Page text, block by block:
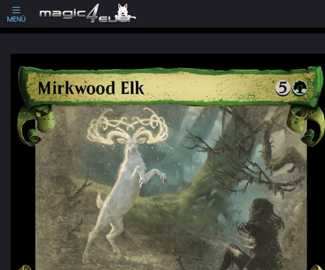
MENÚ
Inicio Cartas Sueltas Magic Commander